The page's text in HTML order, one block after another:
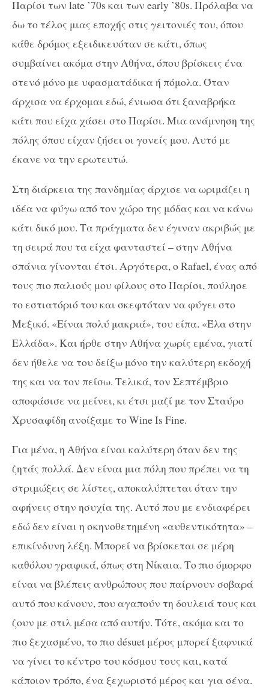
Παρίσι των late ’70s και των early ’80s. Πρόλαβα να
δω το τέλος μιας εποχής στις γειτονιές του, όπου
κάθε δρόμος εξειδικευόταν σε κάτι, όπως
συμβαίνει ακόμα στην Αθήνα, όπου βρίσκεις ένα
στενό μόνο με υφασματάδικα ή πόμολα. Όταν
άρχισα να έρχομαι εδώ, ένιωσα ότι ξαναβρήκα
κάτι που είχα χάσει στο Παρίσι. Μια ανάμνηση της
πόλης όπου είχαν ζήσει οι γονείς μου. Αυτό με
έκανε να την ερωτευτώ.
Στη διάρκεια της πανδημίας άρχισε να ωριμάζει η
ιδέα να φύγω από τον χώρο της μόδας και να κάνω
κάτι δικό μου. Τα πράγματα δεν έγιναν ακριβώς με
τη σειρά που τα είχα φανταστεί – στην Αθήνα
σπάνια γίνονται έτσι. Αργότερα, ο Rafael, ένας από
τους πιο παλιούς μου φίλους στο Παρίσι, πούλησε
το εστιατόριό του και σκεφτόταν να φύγει στο
Μεξικό. «Είναι πολύ μακριά», του είπα. «Έλα στην
Ελλάδα». Και ήρθε στην Αθήνα χωρίς εμένα, γιατί
δεν ήθελε να του δείξω μόνο την καλύτερη εκδοχή
της και να τον πείσω. Τελικά, τον Σεπτέμβριο
αποφάσισε να μείνει, κι έτσι μαζί με τον Σταύρο
Χρυσαφίδη ανοίξαμε το Wine Is Fine.
Για μένα, η Αθήνα είναι καλύτερη όταν δεν της
ζητάς πολλά. Δεν είναι μια πόλη που πρέπει να τη
στριμώξεις σε λίστες, αποκαλύπτεται όταν την
αφήνεις στην ησυχία της. Αυτό που με ενδιαφέρει
εδώ δεν είναι η σκηνοθετημένη «αυθεντικότητα» –
επικίνδυνη λέξη. Μπορεί να βρίσκεται σε μέρη
καθόλου γραφικά, όπως στη Νίκαια. Το πιο όμορφο
είναι να βλέπεις ανθρώπους που παίρνουν σοβαρά
αυτό που κάνουν, που αγαπούν τη δουλειά τους και
ζουν με στιλ μέσα από αυτήν. Τότε, ακόμα και το
πιο ξεχασμένο, το πιο désuet μέρος μπορεί ξαφνικά
να γίνει το κέντρο του κόσμου τους και, κατά
κάποιον τρόπο, ένα ξεχωριστό μέρος και για σένα.